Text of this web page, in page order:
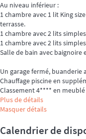
Au niveau inférieur :
1 chambre avec 1 lit King
terrasse.
1 chambre avec 2 lits
1 chambre avec 2 lits
Salle de bain avec baignoire
Un garage fermé, buanderie
Chauffage piscine en
Classement 4**** en
Plus de détails
Masquer détails
Calendrier de